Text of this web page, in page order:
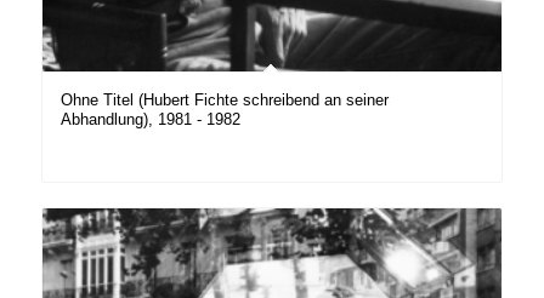
Ohne Titel (Hubert Fichte schreibend an seiner
Abhandlung), 1981 - 1982